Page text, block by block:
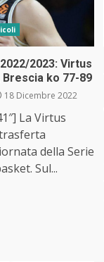
2023: Virtus
ko 77-89
18 Dicembre 2022
La Virtus
della Serie
Sul...